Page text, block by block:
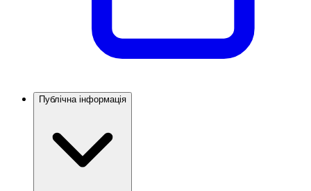
Публічна інформація